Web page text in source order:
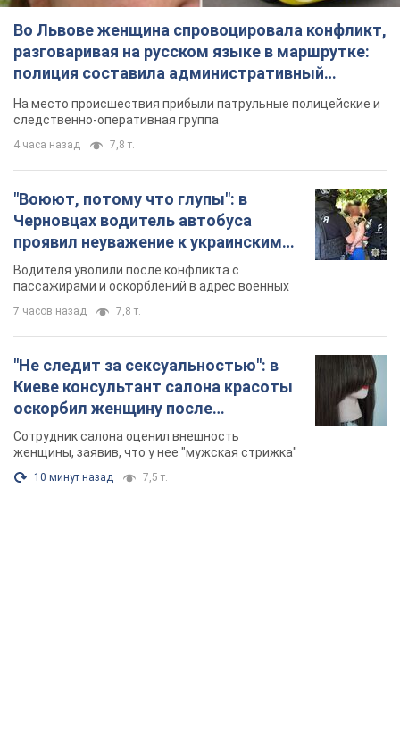
"Воюют, потому что глупы": в
Черновцах водитель автобуса
проявил неуважение к украинским
военным и поплатился за это.
Видео
пассажирами и оскорблений в адрес военных
"Не следит за сексуальностью": в
Киеве консультант салона красоты
оскорбил женщину после
химиотерапии, разгорелся скандал.
Фото
женщины, заявив, что у нее "мужская стрижка"